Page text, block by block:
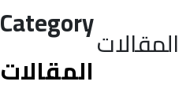
المقالاتCategory: الاستجماتيزم
المقالات